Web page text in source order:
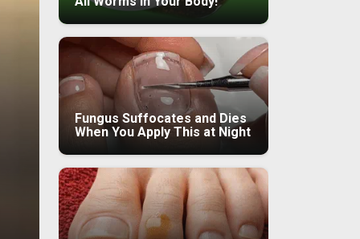
Fungus Suffocates and Dies
When You Apply This at Night